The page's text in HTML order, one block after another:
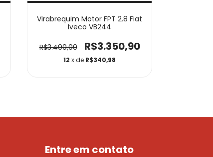
Virabrequim Motor FPT 2.8 Fiat
Iveco VB244
R$3.490,00 R$3.350,90
12 x de R$340,98
Entre em contato